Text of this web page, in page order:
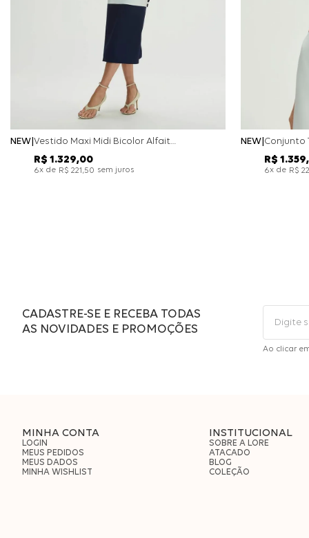
NEW Vestido Maxi Midi Bicolor Alfaitaria Navy - Marinho
R$ 1.329,00
6x de R$ 221 ,50 sem juros
NEW
R$ 1.359,
6x de R$
CADASTRE-SE E RECEBA TODAS
AS NOVIDADES E PROMOÇÕES
Ao clicar
MINHA CONTA
LOGIN
MEUS PEDIDOS
MEUS DADOS
MINHA WISHLIST
INSTITUCIONAL
SOBRE A LORE
ATACADO
BLOG
COLEÇÃO